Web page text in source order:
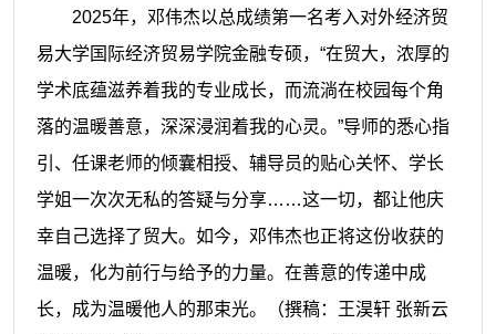
2025年，邓伟杰以总成绩第一名考入对外经济贸
易大学国际经济贸易学院金融专硕，“在贸大，浓厚的
学术底蕴滋养着我的专业成长，而流淌在校园每个角
落的温暖善意，深深浸润着我的心灵。”导师的悉心指
引、任课老师的倾囊相授、辅导员的贴心关怀、学长
学姐一次次无私的答疑与分享……这一切，都让他庆
幸自己选择了贸大。如今，邓伟杰也正将这份收获的
温暖，化为前行与给予的力量。在善意的传递中成
长，成为温暖他人的那束光。
（撰稿：王淏轩 张新云